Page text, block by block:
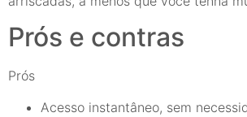
Prós e contras
Prós
Acesso instantâneo, sem